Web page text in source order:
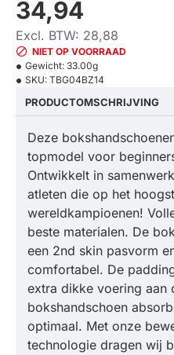
34,94
Excl. BTW: 28,88
NIET OP VOORRAAD
Gewicht: 33.00g
SKU: TBG04BZ14
PRODUCTOMSCHRIJVING
Deze
topmodel voor
Ontwikkelt in
atleten die op het
wereldkampioenen!
beste materialen. De
een 2nd skin pasvorm
comfortabel. De
extra dikke voering aan
bokshandschoen
optimaal. Met onze
technologie dragen wij